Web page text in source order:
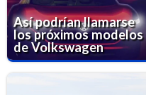
Así podrían llamarse
los próximos modelos
de Volkswagen